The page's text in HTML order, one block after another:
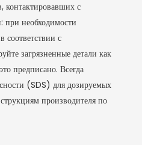
контактировавших с
при необходимости
соответствии с
загрязненные детали как
предписано. Всегда
(SDS) для дозируемых
производителя по